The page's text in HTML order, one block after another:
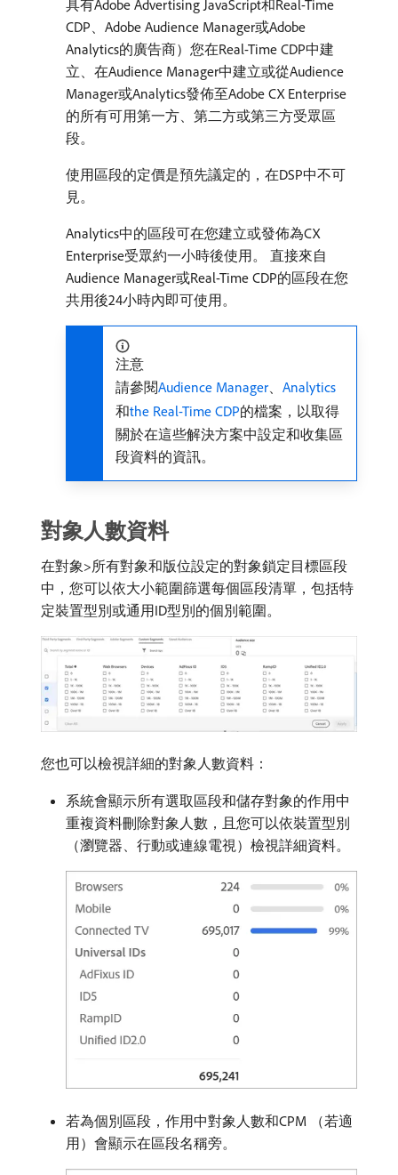
具有Adobe Advertising JavaScript和Real-Time
CDP、Adobe Audience Manager或Adobe
Analytics的廣告商）您在Real-Time CDP中建
立、在Audience Manager中建立或從Audience
Manager或Analytics發佈至Adobe CX Enterprise
的所有可用第一方、第二方或第三方受眾區
段。
使用區段的定價是預先議定的，在DSP中不可
見。
Analytics中的區段可在您建立或發佈為CX
Enterprise受眾約一小時後使用。 直接來自
Audience Manager或Real-Time CDP的區段在您
共用後24小時內即可使用。
注意
請參閱Audience Manager、 Analytics
和the Real-Time CDP的檔案，以取得
關於在這些解決方案中設定和收集區
段資料的資訊。
對象人數資料
在對象>所有對象和版位設定的對象鎖定目標區段
中，您可以依大小範圍篩選每個區段清單，包括特
定裝置型別或通用ID型別的個別範圍。
您也可以檢視詳細的對象人數資料：
系統會顯示所有選取區段和儲存對象的作用中
重複資料刪除對象人數，且您可以依裝置型別
（瀏覽器、行動或連線電視）檢視詳細資料。
若為個別區段，作用中對象人數和CPM （若適
用）會顯示在區段名稱旁。